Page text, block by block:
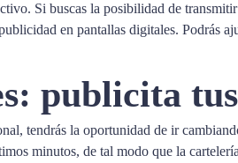
Si buscas la posibilidad de
en pantallas digitales. Podrás
publicita
tendrás la oportunidad de ir
minutos, de tal modo que la